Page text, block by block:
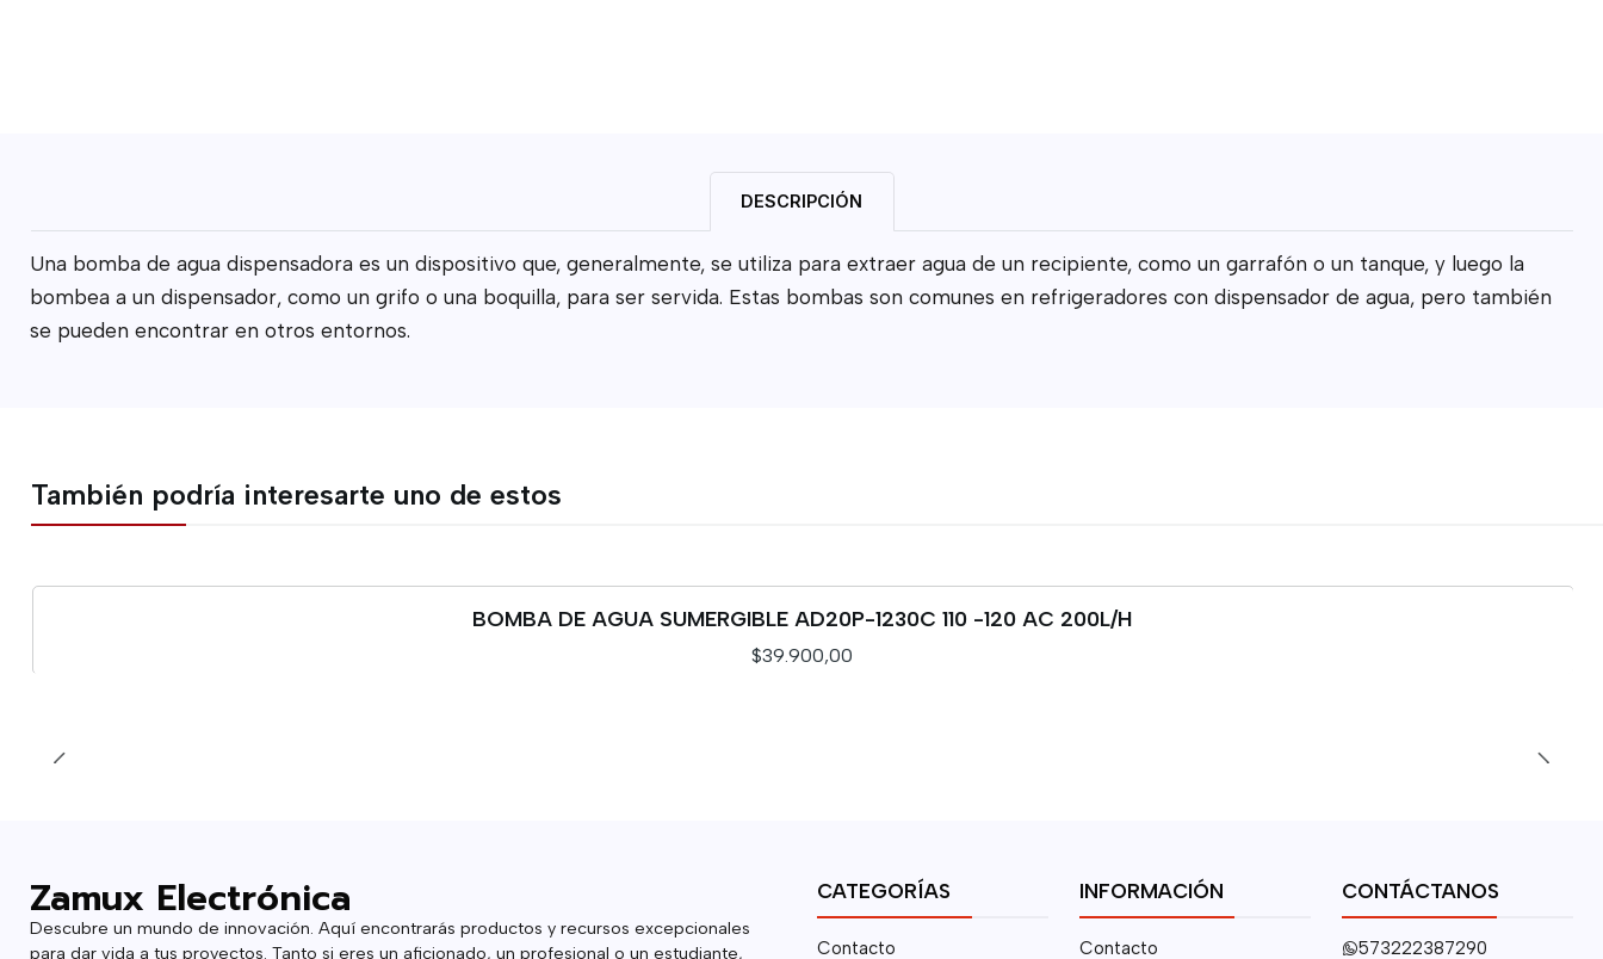
DESCRIPCIÓN
Una bomba de agua dispensadora es un dispositivo que, generalmente, se utiliza para extraer agua de un recipiente, como un garrafón o un tanque, y luego la
bombea a un dispensador, como un grifo o una boquilla, para ser servida. Estas bombas son comunes en refrigeradores con dispensador de agua, pero también
se pueden encontrar en otros entornos.
También podría interesarte uno de estos
BOMBA DE AGUA SUMERGIBLE AD20P-1230C 110 -120 AC 200L/H
$39.900,00
Zamux Electrónica
Descubre un mundo de innovación. Aquí encontrarás productos y recursos excepcionales
para dar vida a tus proyectos. Tanto si eres un aficionado, un profesional o un estudiante,
CATEGORÍAS
Contacto
INFORMACIÓN
Contacto
CONTÁCTANOS
573222387290